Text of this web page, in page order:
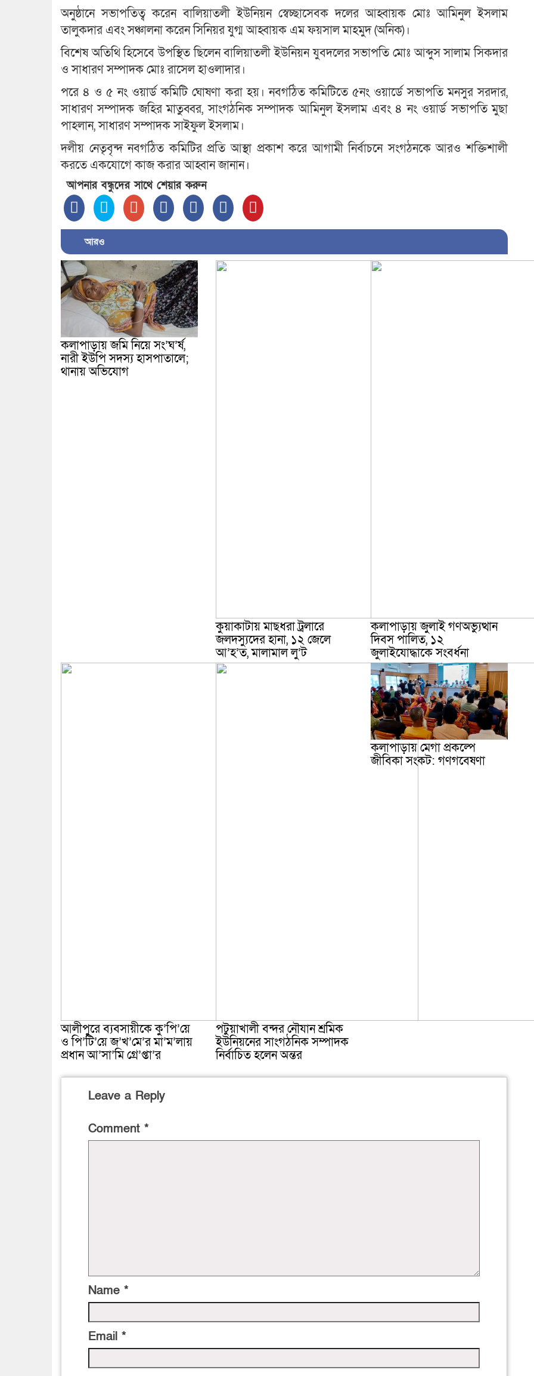
অনুষ্ঠানে সভাপতিত্ব করেন বালিয়াতলী ইউনিয়ন স্বেচ্ছাসেবক দলের আহ্বায়ক মোঃ আমিনুল ইসলাম
তালুকদার এবং সঞ্চালনা করেন সিনিয়র যুগ্ম আহ্বায়ক এম ফয়সাল মাহমুদ (অনিক)।
বিশেষ অতিথি হিসেবে উপস্থিত ছিলেন বালিয়াতলী ইউনিয়ন যুবদলের সভাপতি মোঃ আব্দুস সালাম সিকদার
ও সাধারণ সম্পাদক মোঃ রাসেল হাওলাদার।
পরে ৪ ও ৫ নং ওয়ার্ড কমিটি ঘোষণা করা হয়। নবগঠিত কমিটিতে ৫নং ওয়ার্ডে সভাপতি মনসুর সরদার,
সাধারণ সম্পাদক জহির মাতুব্বর, সাংগঠনিক সম্পাদক আমিনুল ইসলাম এবং ৪ নং ওয়ার্ড সভাপতি মুছা
পাহলান, সাধারণ সম্পাদক সাইফুল ইসলাম।
দলীয় নেতৃবৃন্দ নবগঠিত কমিটির প্রতি আস্থা প্রকাশ করে আগামী নির্বাচনে সংগঠনকে আরও শক্তিশালী
করতে একযোগে কাজ করার আহ্বান জানান।
আপনার বন্ধুদের সাথে শেয়ার করুন
আরও
কলাপাড়ায় জমি নিয়ে সং’ঘ’র্ষ,
নারী ইউপি সদস্য হাসপাতালে;
থানায় অভিযোগ
কুয়াকাটায় মাছধরা ট্রলারে
জলদস্যুদের হানা, ১২ জেলে
আ’হ’ত, মালামাল লু’ট
কলাপাড়ায় জুলাই গণঅভ্যুত্থান
দিবস পালিত, ১২
জুলাইযোদ্ধাকে সংবর্ধনা
আলীপুরে ব্যবসায়ীকে কু’পি’য়ে
ও পি’টি’য়ে জ’খ’মে’র মা’ম’লায়
প্রধান আ’সা’মি গ্রে’প্তা’র
পটুয়াখালী বন্দর নৌযান শ্রমিক
ইউনিয়নের সাংগঠনিক সম্পাদক
নির্বাচিত হলেন অন্তর
কলাপাড়ায় মেগা প্রকল্পে
জীবিকা সংকট: গণগবেষণা
Leave a Reply
Comment *
Name *
Email *